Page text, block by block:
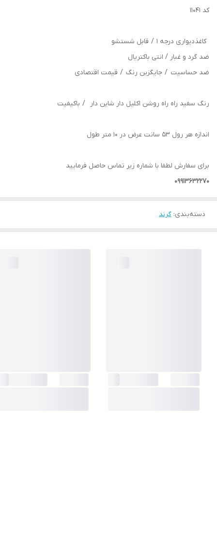
کد 11041
کاغذدیواری درجه 1 / قابل شستشو
ضد گرد و غبار / انتی باکتریال
ضد حساسیت / جایگزین رنگ / قیمت اقتصادی
رنگ سفید راه راه روشن اکلیل دار شاین دار / باکیفیت
اندازه هر رول 53 سانت عرض در 10 متر طول
برای سفارش لطفا با شماره زیر تماس حاصل فرمایید
09913632270
دسته‌بندی: گرند